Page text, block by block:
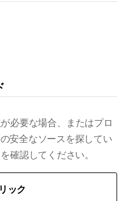
必要な場合、またはプロ
安全なソースを探してい
確認してください。
ック